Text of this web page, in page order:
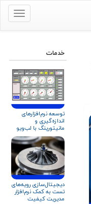
برای
کنید
خدمات
توسعه نرم‌افزارهای
اندازه‌گیری و
مانیتورینگ با لب‌ویو
(LabVIEW)
دیجیتال‌سازی رویه‌های
تست به کمک نرم‌افزار
مدیریت کیفیت